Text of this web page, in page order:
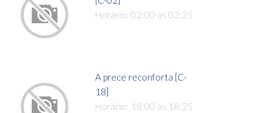
Horário: 02:00 as 02:25
A prece reconforta [C-
18]
Horário: 18:00 as 18:25